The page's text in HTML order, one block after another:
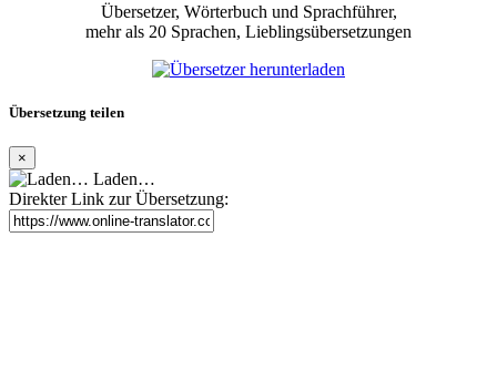
Übersetzer, Wörterbuch und Sprachführer,
mehr als 20 Sprachen, Lieblingsübersetzungen
Übersetzung teilen
×
Laden…
Direkter Link zur Übersetzung: